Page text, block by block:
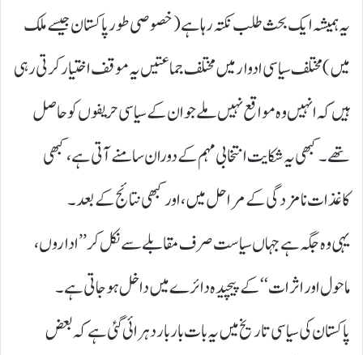
یہ ہمیشہ ایک بحث طلب نکتہ رہا ہے ( خصوصی طور پاکستان جیسے ملک
میں ) مختلف سیاسی ادوار میں مختلف جماعتیں یہ موقف اختیار کرتی رہی
ہیں کہ انہیں وہ مواقع نہیں ملے جو ان کے سیاسی حریفوں کو حاصل
تھے۔ کبھی یہ شکایت انتخابی مہم کے دوران سامنے آتی ہے، کبھی
کاغذات نامزدگی کے مراحل میں، اور کبھی نتائج کے بعد۔
یہی وہ جگہ ہے جہاں سیاست صرف مقابلے سے نکل کر ’’ اداروں،
ماحول اور اثرات‘‘ کے پیچیدہ دائرے میں داخل ہو جاتی ہے۔
پاکستان کی سیاسی تاریخ میں یہ بات بار بار دہرائی گئی ہے کہ بعض